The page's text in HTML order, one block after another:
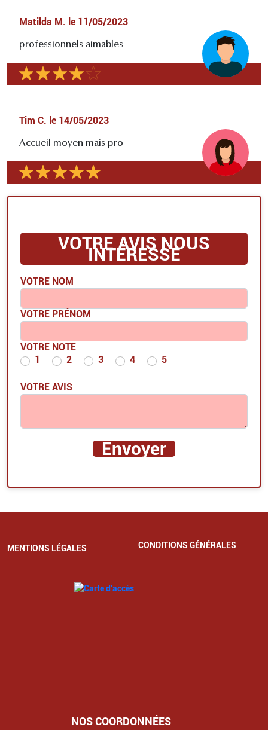
Matilda M. le 11/05/2023
professionnels aimables
Tim C. le 14/05/2023
Accueil moyen mais pro
VOTRE AVIS NOUS
INTÉRESSE
VOTRE NOM
VOTRE PRÉNOM
VOTRE NOTE
1
2 3 4 5
VOTRE AVIS
MENTIONS LÉGALES CONDITIONS GÉNÉRALES
NOS COORDONNÉES